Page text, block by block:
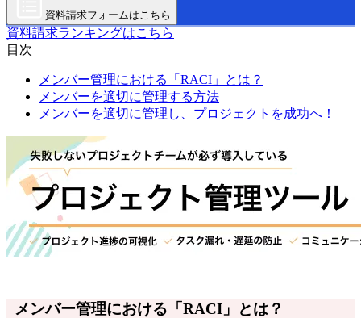
資料請求フォームはこちら
資料請求ランキングはこちら
目次
メンバー管理における「RACI」とは？
メンバーを適切に管理する方法
メンバーを適切に管理し、プロジェクトを成功へ！
メンバー管理における「RACI」とは？